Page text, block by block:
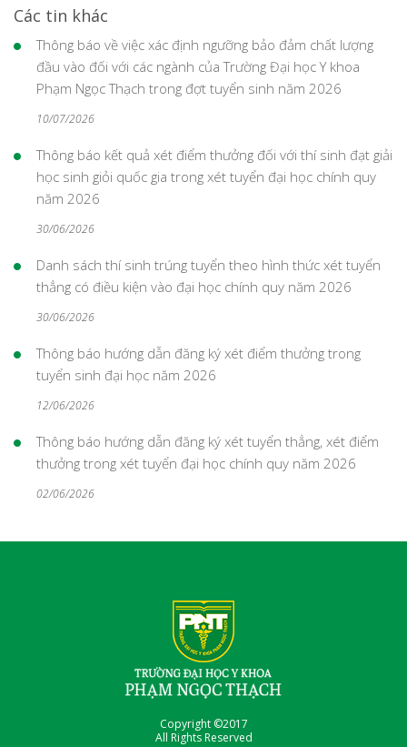
Các tin khác
Thông báo về việc xác định ngưỡng bảo đảm chất lượng
đầu vào đối với các ngành của Trường Đại học Y khoa
Phạm Ngọc Thạch trong đợt tuyển sinh năm 2026
10/07/2026
Thông báo kết quả xét điểm thưởng đối với thí sinh đạt giải
học sinh giỏi quốc gia trong xét tuyển đại học chính quy
năm 2026
30/06/2026
Danh sách thí sinh trúng tuyển theo hình thức xét tuyển
thẳng có điều kiện vào đại học chính quy năm 2026
30/06/2026
Thông báo hướng dẫn đăng ký xét điểm thưởng trong
tuyển sinh đại học năm 2026
12/06/2026
Thông báo hướng dẫn đăng ký xét tuyển thẳng, xét điểm
thưởng trong xét tuyển đại học chính quy năm 2026
02/06/2026
Copyright ©2017
All Rights Reserved